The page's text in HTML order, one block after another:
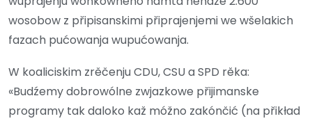
wosobow z připisanskimi připrajenjemi we wšelakich
fazach pućowanja wupućowanja.
W koaliciskim zrěčenju CDU, CSU a SPD rěka:
«Budźemy dobrowólne zwjazkowe přijimanske
programy tak daloko kaž móžno zakónčić (na přikład